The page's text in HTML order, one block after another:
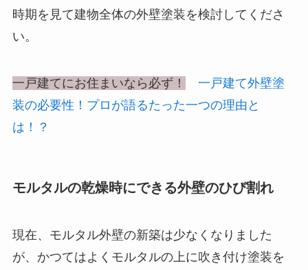
時期を見て建物全体の外壁塗装を検討してくださ
い。
一戸建てにお住まいなら必ず！
一戸建て外壁塗
装の必要性！プロが語るたった一つの理由と
は！？
モルタルの乾燥時にできる外壁のひび割れ
現在、モルタル外壁の新築は少なくなりました
が、かつてはよくモルタルの上に吹き付け塗装を